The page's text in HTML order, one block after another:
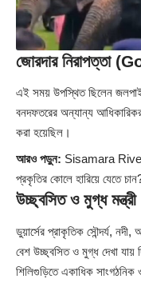
জোরদার নিরাপত্তা
এই সময় উপস্থিত ছিলেন
বনদফতরের অন্যান্য
করা হয়েছিল।
আরও পড়ুন: Sisamara
প্রকৃতির কোলে হারিয়ে যেতে
উচ্ছ্বসিত ও মুগ্ধ
ডুয়ার্সের প্রাকৃতিক সৌন্দর্য,
বেশ উচ্ছ্বসিত ও মুগ্ধ দেখা যায়
শিলিগুড়িতে একাধিক